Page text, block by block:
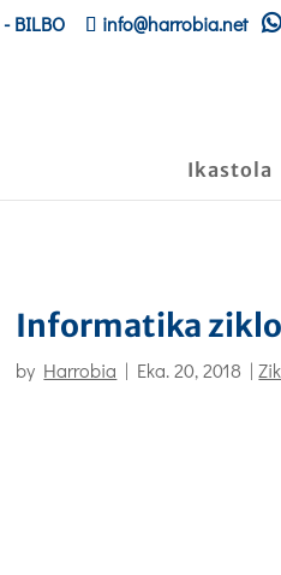
- BILBO info@harrobia.net
Ikastola
Informatika
by Harrobia | Eka. 20, 2018 |